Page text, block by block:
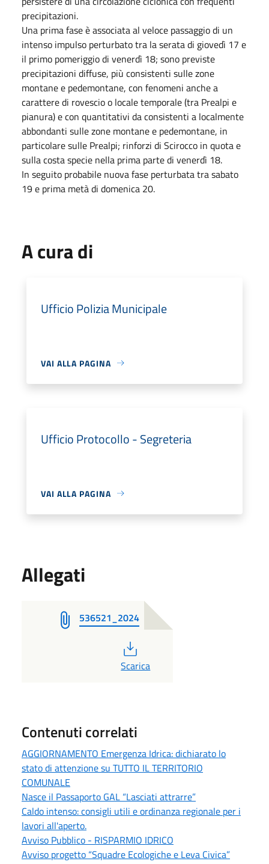
precipitazioni.
Una prima fase è associata al veloce passaggio di un
intenso impulso perturbato tra la serata di giovedì 17 e
il primo pomeriggio di venerdì 18; sono previste
precipitazioni diffuse, più consistenti sulle zone
montane e pedemontane, con fenomeni anche a
carattere di rovescio o locale temporale (tra Prealpi e
pianura) e con quantitativi da consistenti a localmente
abbondanti sulle zone montane e pedemontane, in
particolare sulle Prealpi; rinforzi di Scirocco in quota e
sulla costa specie nella prima parte di venerdì 18.
In seguito probabile nuova fase perturbata tra sabato
19 e prima metà di domenica 20.
A cura di
Ufficio Polizia Municipale
VAI ALLA PAGINA
Ufficio Protocollo - Segreteria
VAI ALLA PAGINA
Allegati
536521_2024
PDF
Scarica
Contenuti correlati
AGGIORNAMENTO Emergenza Idrica: dichiarato lo
stato di attenzione su TUTTO IL TERRITORIO
COMUNALE
Nasce il Passaporto GAL “Lasciati attrarre”
Caldo intenso: consigli utili e ordinanza regionale per i
lavori all'aperto.
Avviso Pubblico - RISPARMIO IDRICO
Avviso progetto “Squadre Ecologiche e Leva Civica”